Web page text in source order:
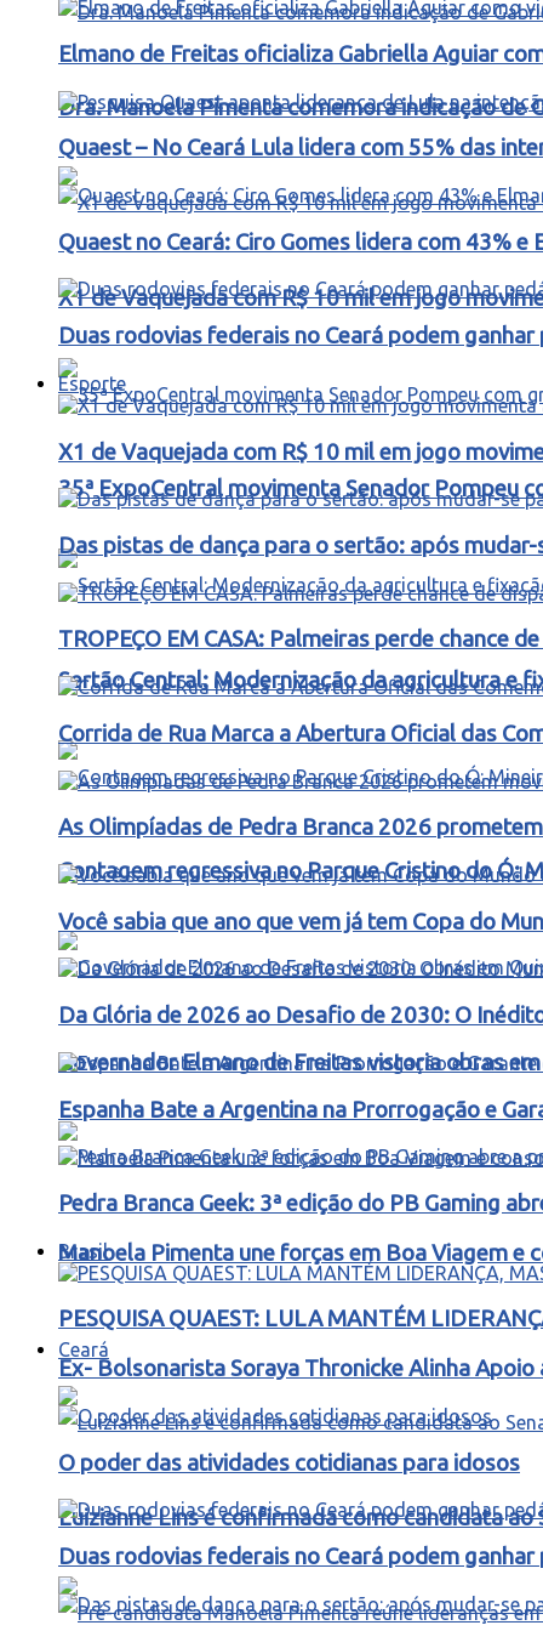
Dra. Manoela Pimenta comemora indicação
X1 de Vaquejada com R$ 10 mil em jogo
35ª ExpoCentral movimenta Senador Pompeu
Sertão Central: Modernização da agricultura e
Contagem regressiva no Parque Cristino do Ó:
Governador Elmano de Freitas vistoria obras
Manoela Pimenta une forças em Boa Viagem e
Ceará
Luizianne Lins é confirmada como candidata ao
Elmano de Freitas oficializa Gabriella Aguiar
Quaest – No Ceará Lula lidera com 55% das
Quaest no Ceará: Ciro Gomes lidera com 43%
Duas rodovias federais no Ceará podem
Esporte
X1 de Vaquejada com R$ 10 mil em jogo
Das pistas de dança para o sertão: após
TROPEÇO EM CASA: Palmeiras perde chance
Corrida de Rua Marca a Abertura Oficial das
As Olimpíadas de Pedra Branca 2026
Você sabia que ano que vem já tem Copa do
Da Glória de 2026 ao Desafio de 2030: O
Espanha Bate a Argentina na Prorrogação e
Pedra Branca Geek: 3ª edição do PB Gaming
Brasil
PESQUISA QUAEST: LULA MANTÉM
Ex- Bolsonarista Soraya Thronicke Alinha Apoio
O poder das atividades cotidianas para idosos
Duas rodovias federais no Ceará podem